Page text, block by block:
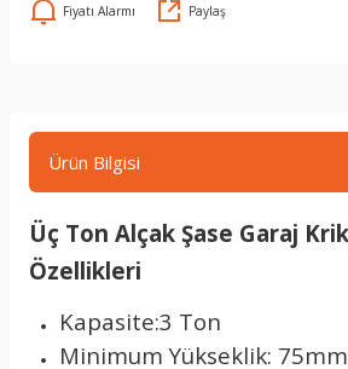
Fiyatı Alarmı Paylaş
Ürün Bilgisi
Üç Ton Alçak Şase Garaj
Özellikleri
Kapasite:3 Ton
Minimum Yükseklik: 75mm